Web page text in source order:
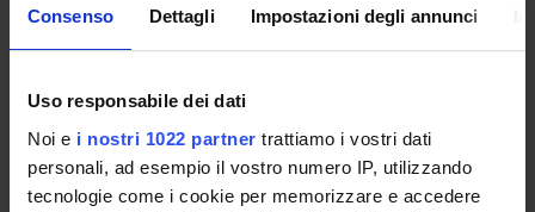
Consenso Dettagli Impostazioni degli annunci
Uso responsabile dei dati
Noi e i nostri 1022 partner trattiamo i vostri dati
personali, ad esempio il vostro numero IP, utilizzando
tecnologie come i cookie per memorizzare e accedere
punto di vista morfologico e semantico, nonché il
lessicografiche disponibili su vari supporti.
letterarie, storiografiche, scritti di politica, di economia, di
sociologia, di autori rappresentativi limitatamente ai
secoli dal XVI al XVIII.